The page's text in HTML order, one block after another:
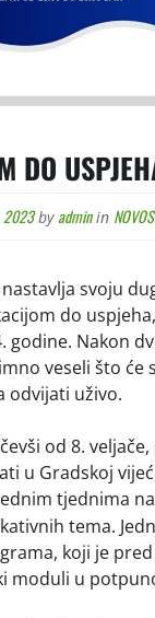
DO
2023 by admin in
svoju
do
godine. Nakon
veseli što će
odvijati uživo.
od 8.
u Gradskoj
tjednima
tema.
koji je pred
moduli u